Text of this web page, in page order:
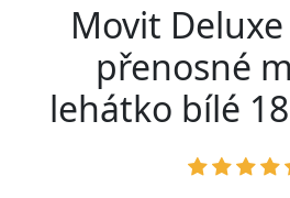
Movit
přenosné
lehátko bílé